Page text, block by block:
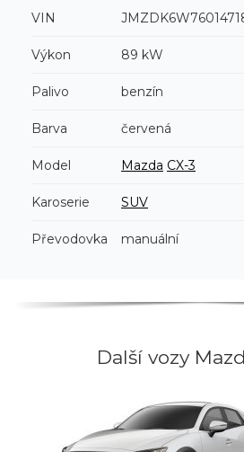
VIN
Výkon 89 kW
Palivo benzín
Barva červená
Model Mazda CX-3
Karoserie SUV
Převodovka manuální
Další vozy